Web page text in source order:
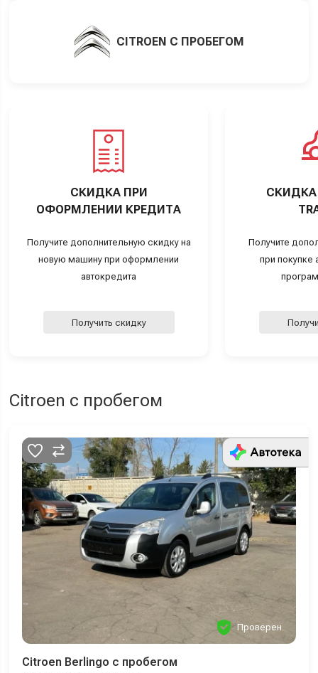
CITROEN С ПРОБЕГОМ
СКИДКА ПРИ
ОФОРМЛЕНИИ КРЕДИТА
Получите дополнительную скидку на
новую машину при оформлении
автокредита
Получить скидку
СКИДКА
Получите
при покупке
Citroen с пробегом
Проверен
Citroen Berlingo с пробегом